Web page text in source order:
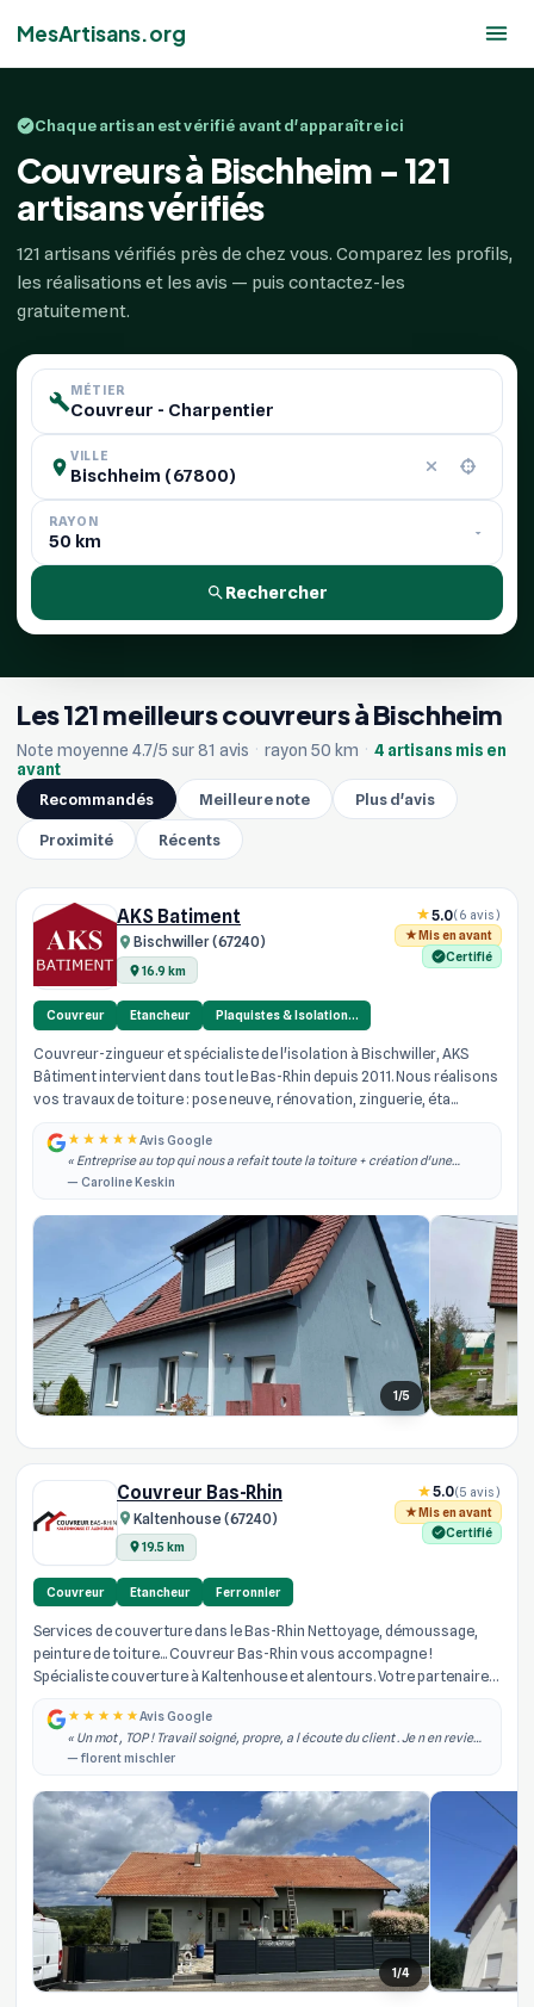
MesArtisans.org
Chaque artisan est vérifié avant d'apparaître ici
Couvreurs à Bischheim - 121
artisans vérifiés
121 artisans vérifiés près de chez vous. Comparez les profils,
les réalisations et les avis — puis contactez-les
gratuitement.
MÉTIER
VILLE
RAYON
Rechercher
Les 121 meilleurs couvreurs à Bischheim
Note moyenne 4.7/5 sur 81 avis · rayon 50 km · 4 artisans mis en
avant
Recommandés
Meilleure note Plus d'avis
Proximité Récents
AKS Batiment
Bischwiller (67240)
16.9 km
5.0(6 avis)
Mis en avant
Certifié
Couvreur Etancheur Plaquistes & Isolation…
Couvreur-zingueur et spécialiste de l'isolation à Bischwiller, AKS
Bâtiment intervient dans tout le Bas-Rhin depuis 2011. Nous réalisons
vos travaux de toiture : pose neuve, rénovation, zinguerie, éta...
Avis Google
« Entreprise au top qui nous a refait toute la toiture + création d'une
lucarne. Equipe à l'écoute, travail professionnel et soigné ! Je
— Caroline Keskin
1/5
Couvreur Bas-Rhin
Kaltenhouse (67240)
19.5 km
5.0(5 avis)
Mis en avant
Certifié
Couvreur Etancheur Ferronnier
Services de couverture dans le Bas-Rhin Nettoyage, démoussage,
peinture de toiture... Couvreur Bas-Rhin vous accompagne !
Spécialiste couverture à Kaltenhouse et alentours. Votre partenaire
Avis Google
« Un mot , TOP ! Travail soigné, propre, a l écoute du client . Je n en reviens
toujours pas du travail effectué sur ma toiture. Je recommande vivement
— florent mischler
1/4